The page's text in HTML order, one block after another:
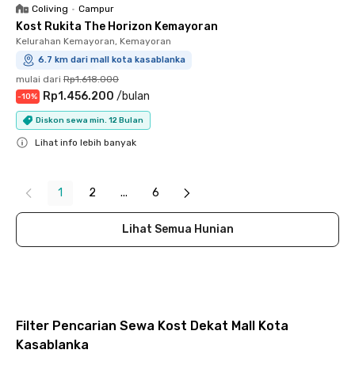
Coliving • Campur
Kost Rukita The Horizon Kemayoran
Kelurahan Kemayoran, Kemayoran
6.7 km dari mall kota kasablanka
mulai dari Rp1.618.000
-10% Rp1.456.200 /bulan
Diskon sewa min. 12 Bulan
Lihat info lebih banyak
1 2 ... 6
Lihat Semua Hunian
Filter Pencarian Sewa Kost Dekat Mall Kota
Kasablanka